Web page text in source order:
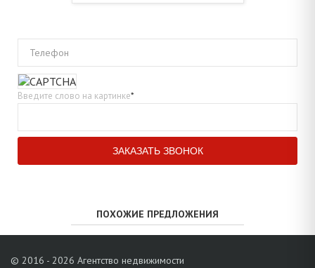
Телефон
Введите слово на картинке*
ПОХОЖИЕ ПРЕДЛОЖЕНИЯ
© 2016 - 2026 Агентство недвижимости